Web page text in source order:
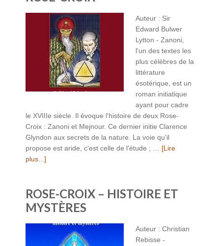
Auteur : Sir
Edward Bulwer
Lytton - Zanoni,
l'un des textes les
plus célèbres de la
littérature
ésotérique, est un
roman initiatique
ayant pour cadre
le XVIIIe siècle. Il évoque l'histoire de deux Rose-
Croix : Zanoni et Mejnour. Ce dernier initie Clarence
Glyndon aux secrets de la nature. La voie qu'il
propose est aride, c'est celle de l'étude ; … [Lire
plus...]
ROSE-CROIX – HISTOIRE ET
MYSTÈRES
Auteur : Christian
Rebisse -